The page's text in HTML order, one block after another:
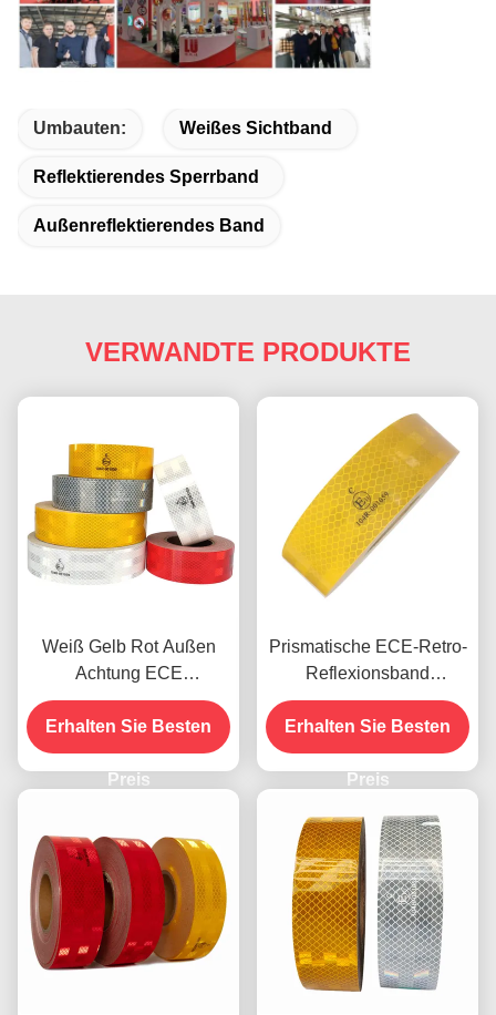
Umbauten: Weißes Sichtband
Reflektierendes Sperrband
Außenreflektierendes Band
VERWANDTE PRODUKTE
Weiß Gelb Rot Außen
Achtung ECE
Reflektierendes
Klebeband für Anhänger
Erhalten Sie Besten
Preis
Prismatische ECE-Retro-
Reflexionsband
Druckfähige hohe
Intensität
Erhalten Sie Besten
Preis